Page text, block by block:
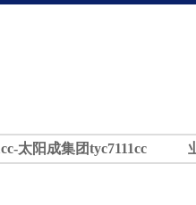
太阳成集团tyc7111cc